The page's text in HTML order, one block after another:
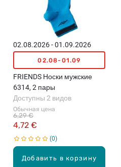
Добавить в корзину
02.08.2026 - 01.09.2026
02.08-01.09
FRIENDS Носки мужские
6314, 2 пары
Обычная цена
4,72 €
6,29 €
Доступны 2 видов
0